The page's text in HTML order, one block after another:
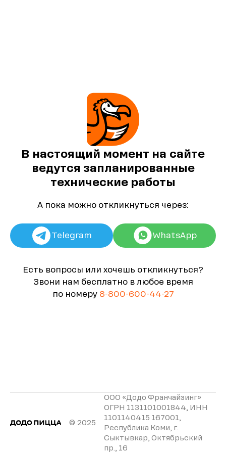
В настоящий момент на сайте
ведутся запланированные
технические работы
А пока можно откликнуться через:
Telegram WhatsApp
Есть вопросы или хочешь откликнуться?
Звони нам бесплатно в любое время
по номеру 8-800-600-44-27
© 2025
ООО «Додо Франчайзинг»
ОГРН 1131101001844, ИНН
1101140415 167001,
Республика Коми, г.
Сыктывкар, Октябрьский
пр., 16